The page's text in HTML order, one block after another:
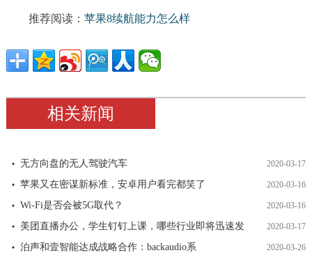
推荐阅读： 苹果8续航能力怎么样
相关新闻
无方向盘的无人驾驶汽车 2020-03-17
苹果又在密谋新标准，安卓用户看完都笑了 2020-03-16
Wi-Fi是否会被5G取代？ 2020-03-16
美团直播办公，学生钉钉上课，哪些行业即将迅速发 2020-03-17
泊声和壹智能达成战略合作：backaudio系 2020-03-26